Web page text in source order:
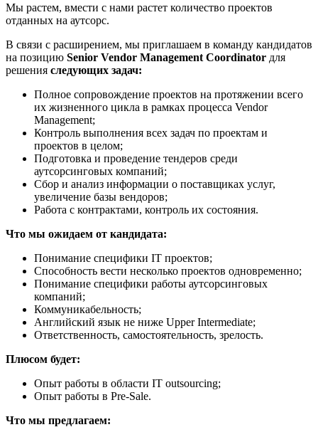
Мы растем, вмести с нами растет количество проектов
отданных на аутсорс.
В связи с расширением, мы приглашаем в команду кандидатов
на позицию Senior Vendor Management Coordinator для
решения следующих задач:
Полное сопровождение проектов на протяжении всего
их жизненного цикла в рамках процесса Vendor
Management;
Контроль выполнения всех задач по проектам и
проектов в целом;
Подготовка и проведение тендеров среди
аутсорсинговых компаний;
Сбор и анализ информации о поставщиках услуг,
увеличение базы вендоров;
Работа с контрактами, контроль их состояния.
Что мы ожидаем от кандидата:
Понимание специфики IT проектов;
Способность вести несколько проектов одновременно;
Понимание специфики работы аутсорсинговых
компаний;
Коммуникабельность;
Английский язык не ниже Upper Intermediate;
Ответственность, самостоятельность, зрелость.
Плюсом будет:
Опыт работы в области IT outsourcing;
Опыт работы в Pre-Sale.
Что мы предлагаем: